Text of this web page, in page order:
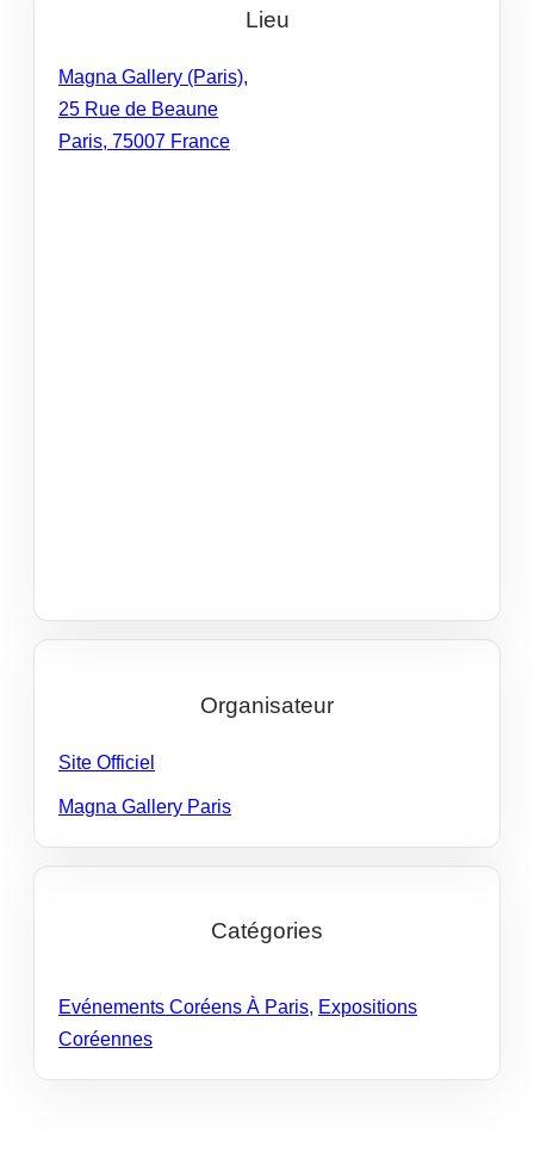
Lieu
Magna Gallery (Paris),
25 Rue de Beaune
Paris, 75007 France
Organisateur
Site Officiel
Magna Gallery Paris
Catégories
Evénements Coréens À Paris, Expositions
Coréennes